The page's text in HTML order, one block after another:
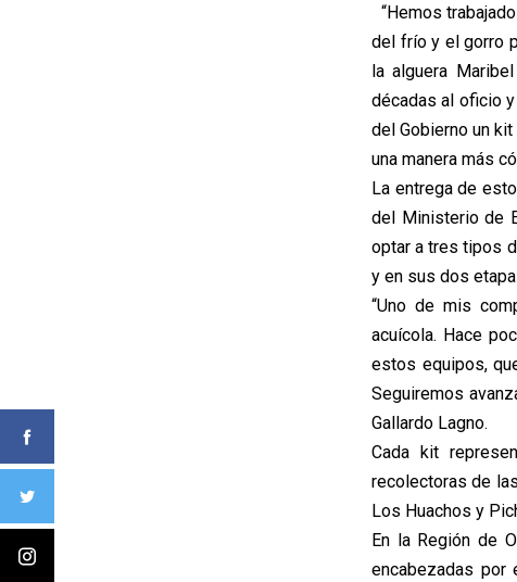
“Hemos
del frío y el gorro
la alguera
décadas al oficio
del Gobierno un
una manera más
La entrega de
del Ministerio de
optar a tres tipos
y en sus dos
“Uno de mis
acuícola. Hace
estos equipos,
Seguiremos
Gallardo Lagno.
Cada kit
recolectoras de
Los Huachos y
En la Región de
encabezadas por